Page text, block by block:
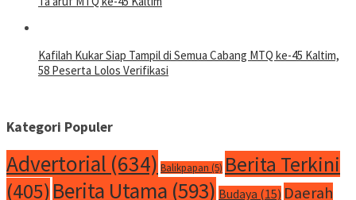
Kafilah Kukar Siap Tampil di Semua Cabang MTQ ke-45 Kaltim,
58 Peserta Lolos Verifikasi
Kategori Populer
Advertorial (634) Balikpapan (5) Berita Terkini
(405)Berita Utama (593) Budaya (15) Daerah